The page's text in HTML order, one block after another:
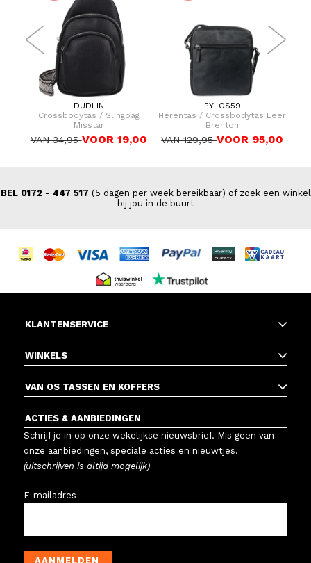
DUDLIN
Crossbodytas / Slingbag
Misstar
VAN 34,95VOOR 19,00
PYLOS59
Herentas / Crossbodytas Leer
Brenton
VAN 129,95VOOR 95,00
BEL 0172 - 447 517 (5 dagen per week bereikbaar) of zoek een winkel
bij jou in de buurt
KLANTENSERVICE
WINKELS
VAN OS TASSEN EN KOFFERS
ACTIES & AANBIEDINGEN
Schrijf je in op onze wekelijkse nieuwsbrief. Mis geen van
onze aanbiedingen, speciale acties en nieuwtjes.
(uitschrijven is altijd mogelijk)
E-mailadres
AANMELDEN